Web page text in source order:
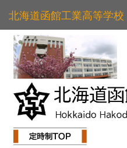
北海道函館工業高等学校